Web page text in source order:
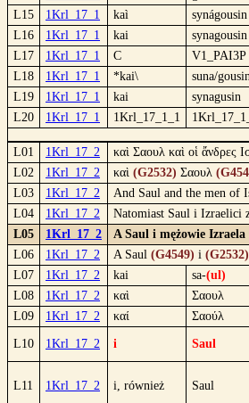
L15
1Krl_17_1 kaì synágousin
L16
1Krl_17_1 kai synagousin
L17
1Krl_17_1 C V1_PAI3P
L18
1Krl_17_1 *kai\ suna/
L19
1Krl_17_1 kai synagusin
L20
1Krl_17_1 1Krl_17_1_1
L01 1Krl_17_2
καὶ Σαουλ καὶ οἱ ἄνδρες
L02
1Krl_17_2 καὶ (G2532) Σαουλ
L03
1Krl_17_2
And Saul and the men of
L04
1Krl_17_2
Natomiast Saul i Izraelici
L05
1Krl_17_2
A Saul i mężowie
L06
1Krl_17_2 A Saul (G4549) i (G2532)
L07
1Krl_17_2 kai sa-(ul)
L08
1Krl_17_2 καὶ Σαουλ
L09
1Krl_17_2 καί Σαούλ
L10 1Krl_17_2 i Saul
L11 1Krl_17_2 i, również Saul